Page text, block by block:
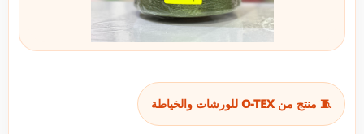
🧵 منتج من O-TEX للورشات والخياطة